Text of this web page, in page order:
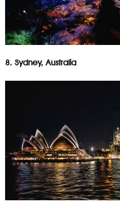
8. Sydney, Australia